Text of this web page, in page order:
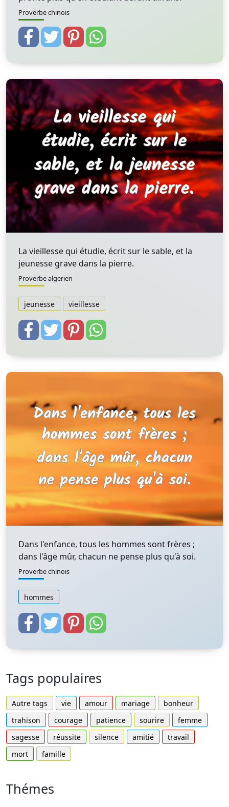
Proverbe chinois
La vieillesse qui étudie, écrit sur le sable, et la
jeunesse grave dans la pierre.
Proverbe algerien
jeunesse vieillesse
Dans l'enfance, tous les hommes sont frères ;
dans l'âge mûr, chacun ne pense plus qu'à soi.
Proverbe chinois
hommes
Tags populaires
Autre tags vie amour mariage
bonheur
trahison
courage patience sourire
femme
sagesse
réussite silence amitié
travail
mort
famille
Thémes